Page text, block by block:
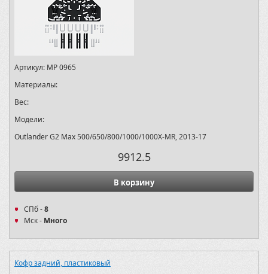
Артикул: MP 0965
Материалы:
Вес:
Модели:
Outlander G2 Max 500/650/800/1000/1000X-MR, 2013-17
9912.5
В корзину
СПб -8
Мск - Много
Кофр задний, пластиковый